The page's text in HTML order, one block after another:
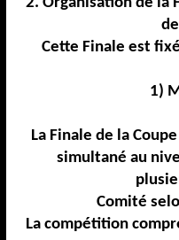
Cette Finale est
1)
La Finale de la
simultané au
Comité
La compétition